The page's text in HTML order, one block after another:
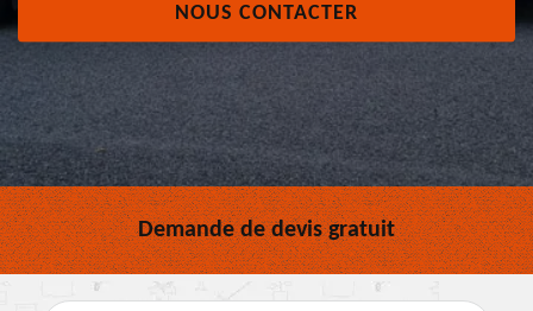
NOUS CONTACTER
Demande de devis gratuit